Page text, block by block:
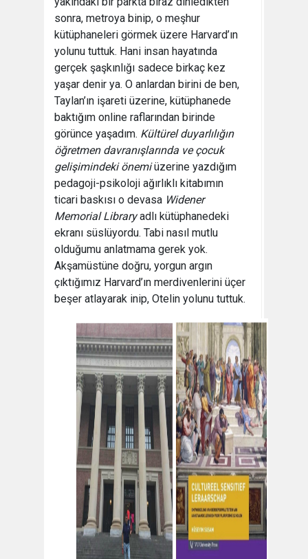
sonra, metroya binip, o meşhur
kütüphaneleri görmek üzere Harvard’ın
yolunu tuttuk. Hani insan hayatında
gerçek şaşkınlığı sadece birkaç kez
yaşar denir ya. O anlardan birini de ben,
Taylan’ın işareti üzerine, kütüphanede
baktığım online raflarından birinde
görünce yaşadım. Kültürel duyarlılığın
öğretmen davranışlarında ve çocuk
gelişimindeki önemiüzerine yazdığım
pedagoji-psikoloji ağırlıklı kitabımın
ticari baskısı o devasa Widener
Memorial Libraryadlı kütüphanedeki
ekranı süslüyordu. Tabi nasıl mutlu
olduğumu anlatmama gerek yok.
Akşamüstüne doğru, yorgun argın
çıktığımız Harvard’ın merdivenlerini üçer
beşer atlayarak inip, Otelin yolunu tuttuk.